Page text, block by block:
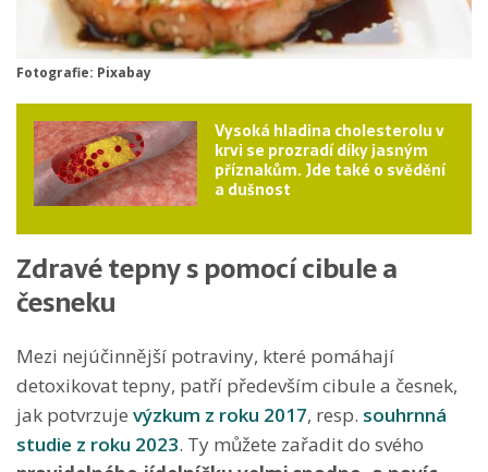
Fotografie: Pixabay
Vysoká hladina cholesterolu v
krvi se prozradí díky jasným
příznakům. Jde také o svědění
a dušnost
Zdravé tepny s pomocí cibule a
česneku
Mezi nejúčinnější potraviny, které pomáhají
detoxikovat tepny, patří především cibule a česnek,
jak potvrzuje výzkum z roku 2017, resp. souhrnná
studie z roku 2023. Ty můžete zařadit do svého